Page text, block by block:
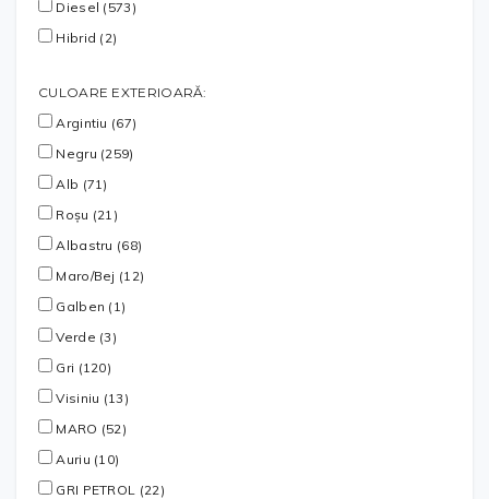
Diesel (573)
Hibrid (2)
CULOARE EXTERIOARĂ:
Argintiu (67)
Negru (259)
Alb (71)
Roșu (21)
Albastru (68)
Maro/Bej (12)
Galben (1)
Verde (3)
Gri (120)
Visiniu (13)
MARO (52)
Auriu (10)
GRI PETROL (22)